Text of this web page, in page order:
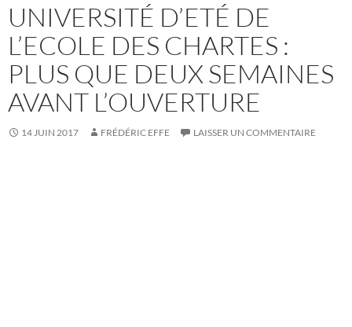
UNIVERSITÉ D’ETÉ DE
L’ECOLE DES CHARTES :
PLUS QUE DEUX SEMAINES
AVANT L’OUVERTURE
14 JUIN 2017 FRÉDÉRIC EFFE LAISSER UN COMMENTAIRE